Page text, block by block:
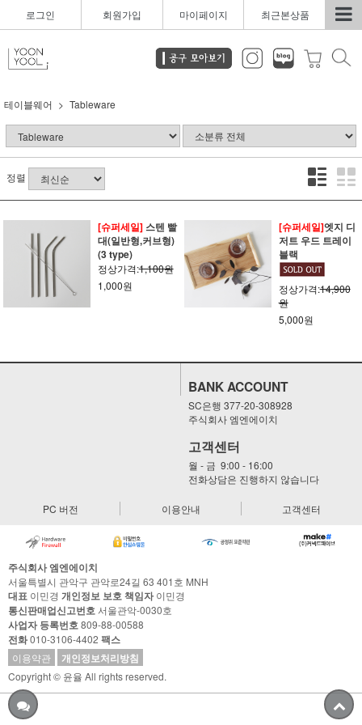
로그인 회원가입 마이페이지 최근본상품
테이블웨어 Tableware
정렬
[슈퍼세일]스텐 빨
대(일반형,커브형)
(3 type)
정상가격:1,100원
1,000원
[슈퍼세일]엣지 디
저트 우드 트레이
블랙
정상가격:14,900
원
5,000원
BANK ACCOUNT
SC은행 377-20-308928
주식회사 엠엔에이치
고객센터
월 - 금 9:00 - 16:00
전화상담은 진행하지 않습니다
PC 버전 이용안내 고객센터
주식회사 엠엔에이치
서울특별시 관악구 관악로24길 63 401호 MNH
대표 이민경 개인정보 보호 책임자이민경
통신판매업신고번호 서울관악-0030호
사업자 등록번호809-88-00588
전화010-3106-4402 팩스
이용약관 개인정보처리방침
Copyright © 윤율 All rights reserved.